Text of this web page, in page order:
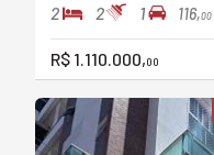
2 2 1 116,00
R$ 1.110.000,00